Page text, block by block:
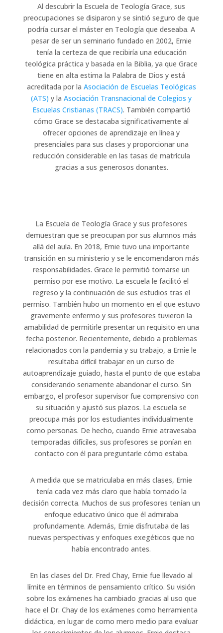
Al descubrir la Escuela de Teología Grace, sus
preocupaciones se disiparon y se sintió seguro de que
podría cursar el máster en Teología que deseaba. A
pesar de ser un seminario fundado en 2002, Ernie
tenía la certeza de que recibiría una educación
teológica práctica y basada en la Biblia, ya que Grace
tiene en alta estima la Palabra de Dios y está
acreditada por la Asociación de Escuelas Teológicas
(ATS) y laAsociación Transnacional de Colegios y
Escuelas Cristianas (TRACS). También compartió
cómo Grace se destacaba significativamente al
ofrecer opciones de aprendizaje en línea y
presenciales para sus clases y proporcionar una
reducción considerable en las tasas de matrícula
gracias a sus generosos donantes.
La Escuela de Teología Grace y sus profesores
demuestran que se preocupan por sus alumnos más
allá del aula. En 2018, Ernie tuvo una importante
transición en su ministerio y se le encomendaron más
responsabilidades. Grace le permitió tomarse un
permiso por ese motivo. La escuela le facilitó el
regreso y la continuación de sus estudios tras el
permiso. También hubo un momento en el que estuvo
gravemente enfermo y sus profesores tuvieron la
amabilidad de permitirle presentar un requisito en una
fecha posterior. Recientemente, debido a problemas
relacionados con la pandemia y su trabajo, a Ernie le
resultaba difícil trabajar en un curso de
autoaprendizaje guiado, hasta el punto de que estaba
considerando seriamente abandonar el curso. Sin
embargo, el profesor supervisor fue comprensivo con
su situación y ajustó sus plazos. La escuela se
preocupa más por los estudiantes individualmente
como personas. De hecho, cuando Ernie atravesaba
temporadas difíciles, sus profesores se ponían en
contacto con él para preguntarle cómo estaba.
A medida que se matriculaba en más clases, Ernie
tenía cada vez más claro que había tomado la
decisión correcta. Muchos de sus profesores tenían un
enfoque educativo único que él admiraba
profundamente. Además, Ernie disfrutaba de las
nuevas perspectivas y enfoques exegéticos que no
había encontrado antes.
En las clases del Dr. Fred Chay, Ernie fue llevado al
límite en términos de pensamiento crítico. Su visión
sobre los exámenes ha cambiado gracias al uso que
hace el Dr. Chay de los exámenes como herramienta
didáctica, en lugar de como mero medio para evaluar